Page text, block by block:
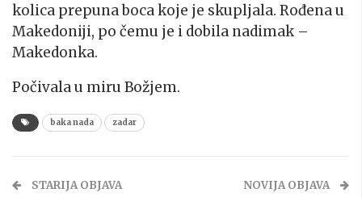
kolica prepuna boca koje je skupljala. Rođena u
Makedoniji, po čemu je i dobila nadimak –
Makedonka.
Počivala u miru Božjem.
baka nada zadar
STARIJA OBJAVA NOVIJA OBJAVA